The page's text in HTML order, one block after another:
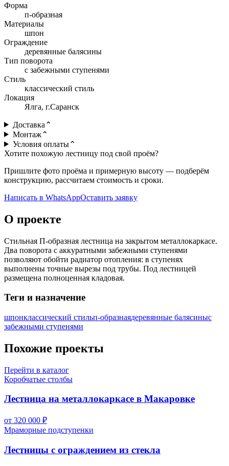
Форма
п-образная
Материалы
шпон
Ограждение
деревянные балясины
Тип поворота
с забежными ступенями
Стиль
классический стиль
Локация
Ялга, г.Саранск
Доставка ⌃
Монтаж⌃
Условия оплаты⌃
Хотите похожую лестницу под свой проём?
Пришлите фото проёма и примерную высоту — подберём
конструкцию, рассчитаем стоимость и сроки.
Написать в WhatsAppОставить заявку
О проекте
Стильная П-образная лестница на закрытом металлокаркасе.
Два поворота с аккуратными забежными ступенями
позволяют обойти радиатор отопления: в ступенях
выполнены точные вырезы под трубы. Под лестницей
размещена полноценная кладовая.
Теги и назначение
шпонклассический стильп-образнаядеревянные балясиныс
забежными ступенями
Похожие проекты
Перейти в каталог
Коробчатые столбы
Лестница на металлокаркасе в Макаровке
от 320 000 ₽
Мраморные подступенки
Лестницы с ограждением из стекла